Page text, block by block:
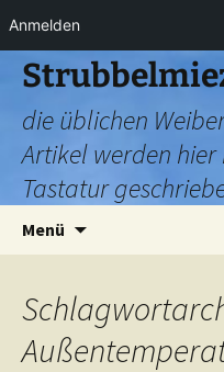
Anmelden
Zum
Inhalt
springen
die üblichen
Artikel werden
Tastatur
Menü